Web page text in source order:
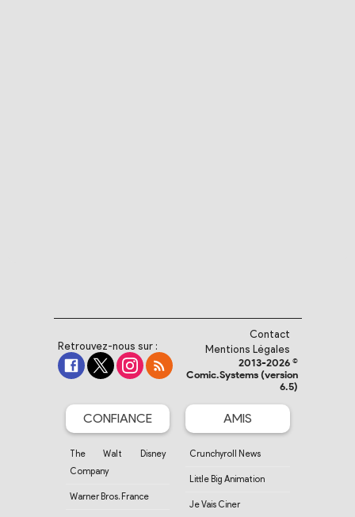
Retrouvez-nous sur :
Contact
Mentions Légales
2013-2026 ©
Comic.Systems (version
6.5)
CONFIANCE
The Walt Disney
Company
Warner Bros. France
AMIS
Crunchyroll News
Little Big Animation
Je Vais Ciner